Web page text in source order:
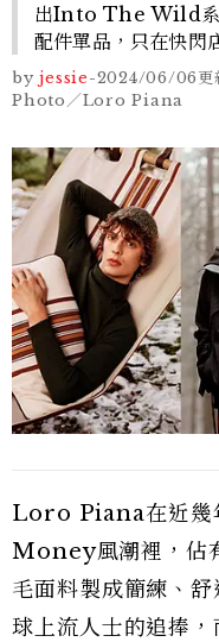
出Into The Wild系
配件單品，只在快閃
by jessie-2024/06/06更
Photo／Loro Piana
Loro Piana在近
Money風潮裡，佔
毛面料製成簡練、
球上流人士的追捧